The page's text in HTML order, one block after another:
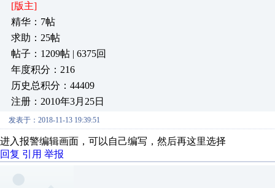
[版主]
精华：7帖
求助：25帖
帖子：1209帖 | 6375回
年度积分：216
历史总积分：44409
注册：2010年3月25日
发表于：2018-11-13 19:39:51
进入报警编辑画面，可以自己编写，然后再这里选择
回复 引用 举报